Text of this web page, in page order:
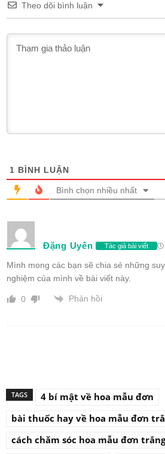
Theo dõi bình luận
1 BÌNH LUẬN
Bình chọn nhiều nhất
Đặng Uyên Tác giả bài viết
Mình mong các bạn sẽ chia sẻ những
nghiệm của mình về bài viết này.
0 Phản hồi
TAGS
4 bí mật về hoa mẫu đơn
bài thuốc hay về hoa mẫu đơn
cách chăm sóc hoa mẫu đơn trắng